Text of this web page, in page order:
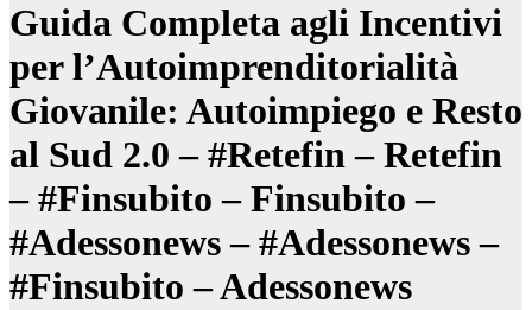
Guida Completa agli Incentivi
per l’Autoimprenditorialità
Giovanile: Autoimpiego e Resto
al Sud 2.0 – #Retefin – Retefin
– #Finsubito – Finsubito –
#Adessonews – #Adessonews –
#Finsubito – Adessonews